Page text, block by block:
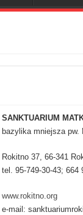
SANKTUARIUM
bazylika mniejsza
Rokitno 37, 66-341
tel. 95-749-30-43; 664
www.rokitno.org
e-mail: